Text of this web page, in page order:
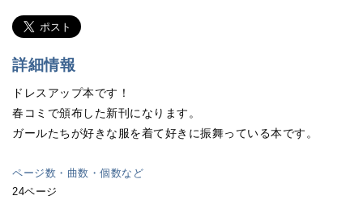
詳細情報
ドレスアップ本です！
春コミで頒布した新刊になります。
ガールたちが好きな服を着て好きに振舞っている本です。
ページ数・曲数・個数など
24ページ